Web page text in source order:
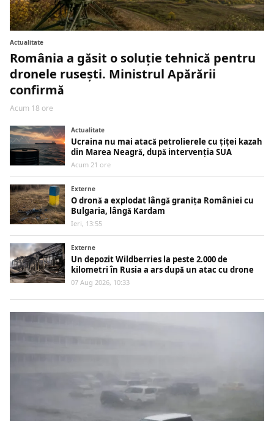
Actualitate
România a găsit o soluție tehnică pentru
dronele rusești. Ministrul Apărării
confirmă
Acum 18 ore
Actualitate
Ucraina nu mai atacă petrolierele cu țiței kazah
din Marea Neagră, după intervenția SUA
Acum 21 ore
Externe
O dronă a explodat lângă granița României cu
Bulgaria, lângă Kardam
Ieri, 13:55
Externe
Un depozit Wildberries la peste 2.000 de
kilometri în Rusia a ars după un atac cu drone
07 Aug 2026, 10:33